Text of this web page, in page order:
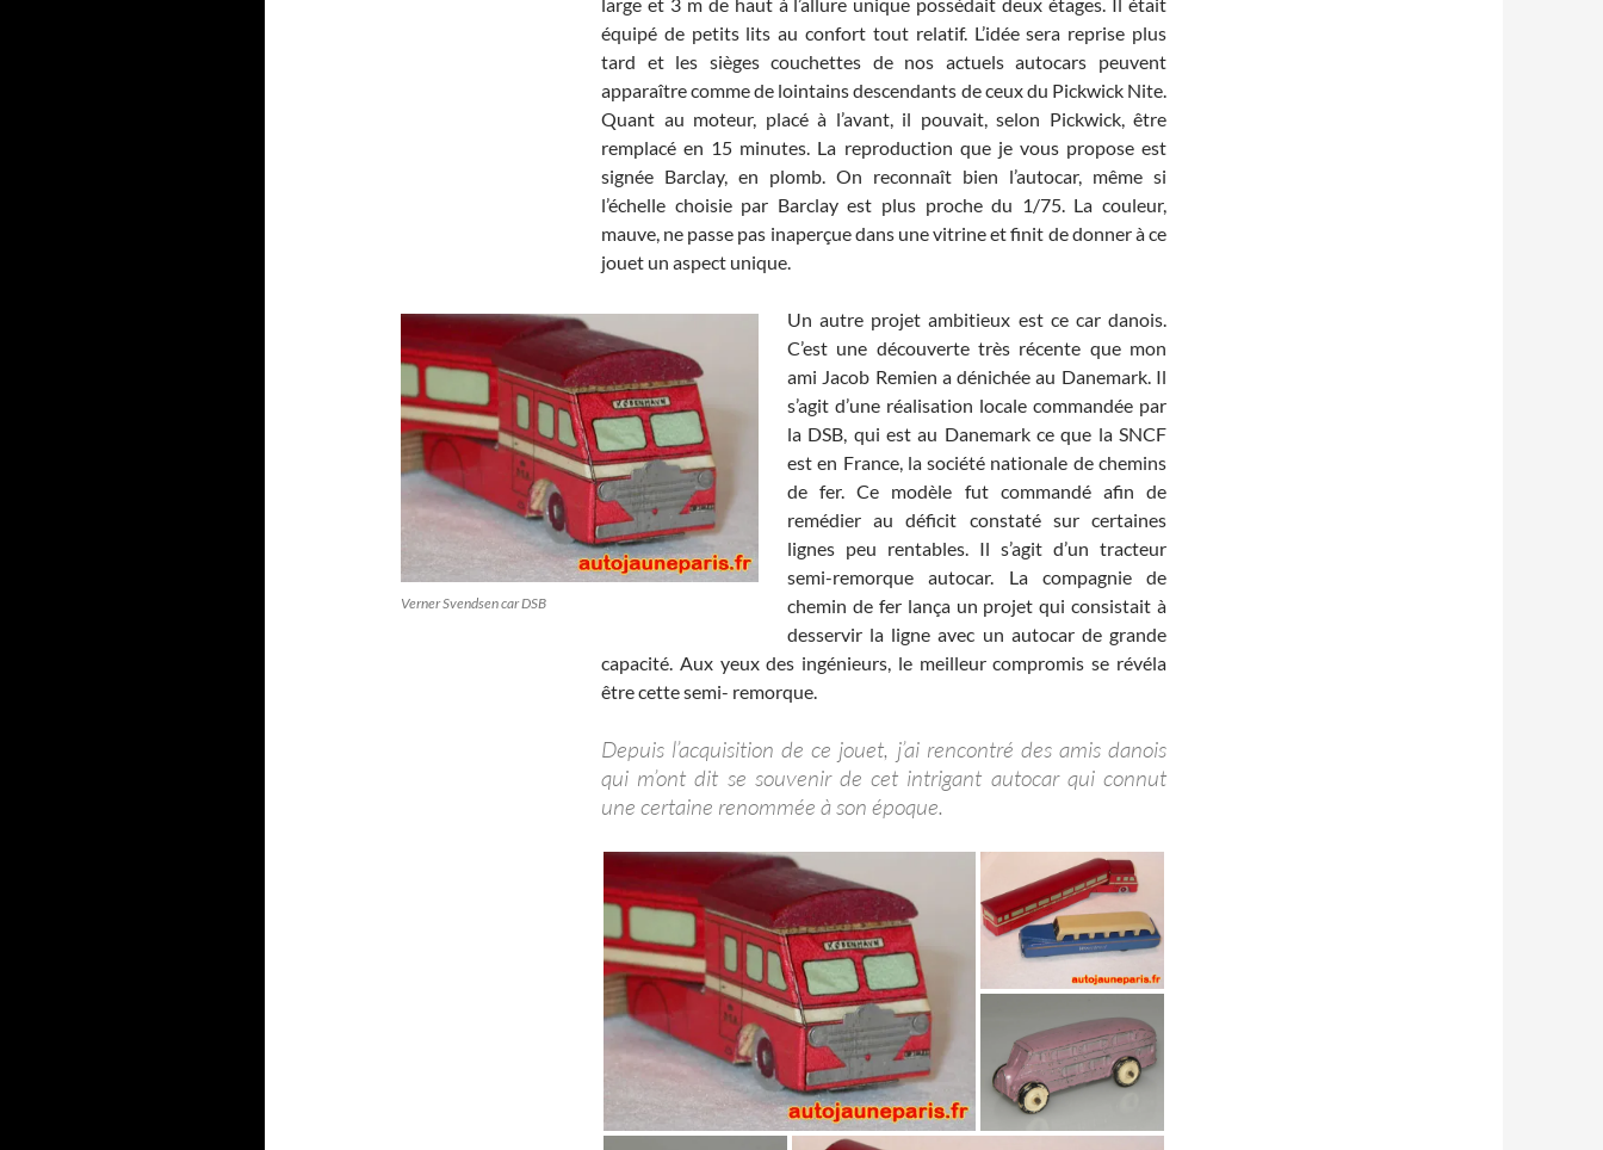
équipé de petits lits au confort tout relatif. L’idée sera reprise plus
tard et les sièges couchettes de nos actuels autocars peuvent
apparaître comme de lointains descendants de ceux du Pickwick Nite.
Quant au moteur, placé à l’avant, il pouvait, selon Pickwick, être
remplacé en 15 minutes. La reproduction que je vous propose est
signée Barclay, en plomb. On reconnaît bien l’autocar, même si
l’échelle choisie par Barclay est plus proche du 1/75. La couleur,
mauve, ne passe pas inaperçue dans une vitrine et finit de donner à ce
jouet un aspect unique.
Verner Svendsen car DSB
Un autre projet ambitieux est ce car danois.
C’est une découverte très récente que mon
ami Jacob Remien a dénichée au Danemark. Il
s’agit d’une réalisation locale commandée par
la DSB, qui est au Danemark ce que la SNCF
est en France, la société nationale de chemins
de fer. Ce modèle fut commandé afin de
remédier au déficit constaté sur certaines
lignes peu rentables. Il s’agit d’un tracteur
semi-remorque autocar. La compagnie de
chemin de fer lança un projet qui consistait à
desservir la ligne avec un autocar de grande
capacité. Aux yeux des ingénieurs, le meilleur compromis se révéla
être cette semi- remorque.
Depuis l’acquisition de ce jouet, j’ai rencontré des amis danois
qui m’ont dit se souvenir de cet intrigant autocar qui connut
une certaine renommée à son époque.